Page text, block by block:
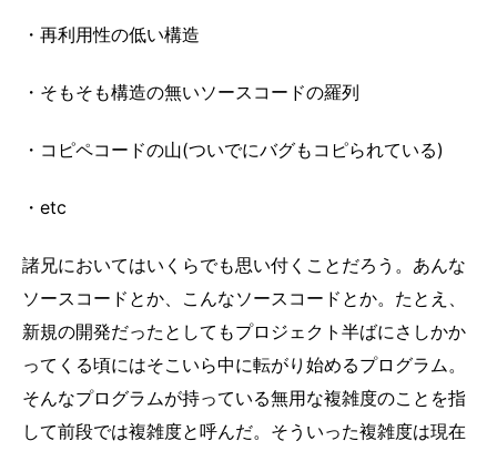
・再利用性の低い構造
・そもそも構造の無いソースコードの羅列
・コピペコードの山(ついでにバグもコピられている)
・etc
諸兄においてはいくらでも思い付くことだろう。あんな
ソースコードとか、こんなソースコードとか。たとえ、
新規の開発だったとしてもプロジェクト半ばにさしかか
ってくる頃にはそこいら中に転がり始めるプログラム。
そんなプログラムが持っている無用な複雑度のことを指
して前段では複雑度と呼んだ。そういった複雑度は現在